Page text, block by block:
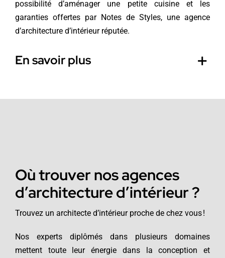
possibilité d’aménager une petite cuisine et les
garanties offertes par Notes de Styles, une agence
d’architecture d’intérieur réputée.
En savoir plus
Où trouver nos agences
d’architecture d’intérieur ?
Trouvez un architecte d’intérieur proche de chez vous !
Nos experts diplômés dans plusieurs domaines
mettent toute leur énergie dans la conception et